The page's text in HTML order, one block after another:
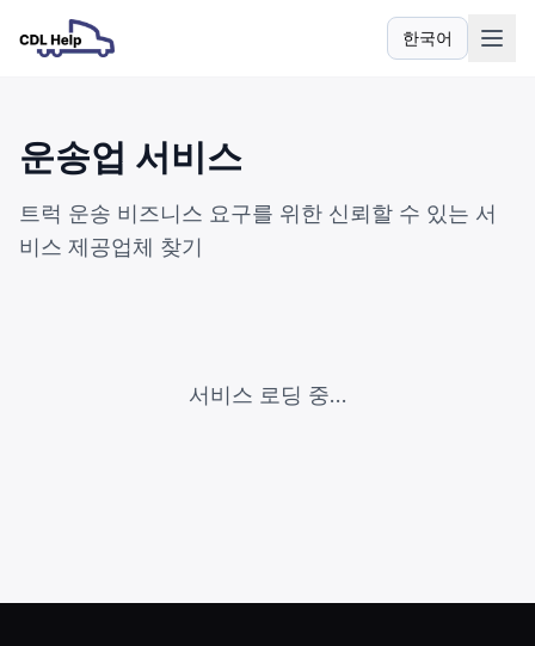
한국어
언어
운송업 서비스
트럭 운송 비즈니스 요구를 위한 신뢰할 수 있는 서
비스 제공업체 찾기
서비스 로딩 중...